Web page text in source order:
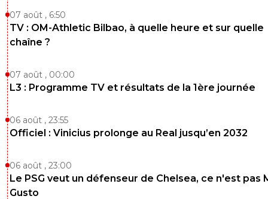
07 août , 6:50
TV : OM-Athletic Bilbao, à quelle heure et sur quelle
chaîne ?
07 août , 00:00
L3 : Programme TV et résultats de la 1ère journée
06 août , 23:55
Officiel : Vinicius prolonge au Real jusqu’en 2032
06 août , 23:00
Le PSG veut un défenseur de Chelsea, ce n'est pas
Gusto